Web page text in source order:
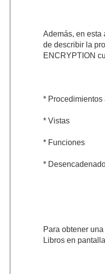
Además, en esta
de describir la
ENCRYPTION
*
* Vistas
* Funciones
*
Para obtener
Libros en